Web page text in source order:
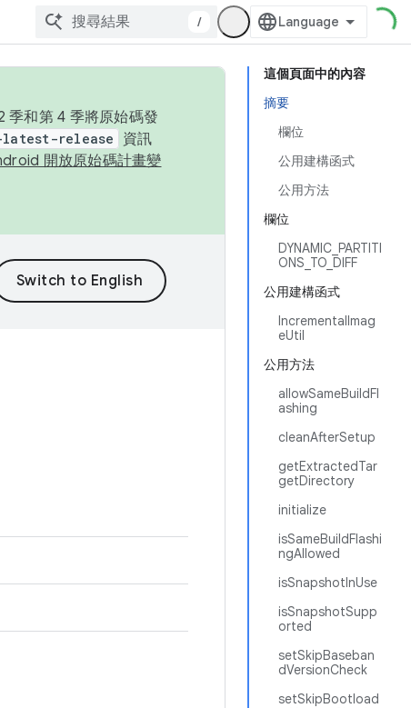
/
這個頁面中的內容
摘要
欄位
公用建構函式
公用方法
欄位
DYNAMIC_PARTITI
ONS_TO_DIFF
公用建構函式
IncrementalImag
eUtil
公用方法
allowSameBuildFl
ashing
cleanAfterSetup
getExtractedTar
getDirectory
initialize
isSameBuildFlashi
ngAllowed
isSnapshotInUse
isSnapshotSupp
orted
setSkipBaseban
dVersionCheck
setSkipBootload
季和第 4 季將原始碼發
latest-release
資訊
開放原始碼計畫變